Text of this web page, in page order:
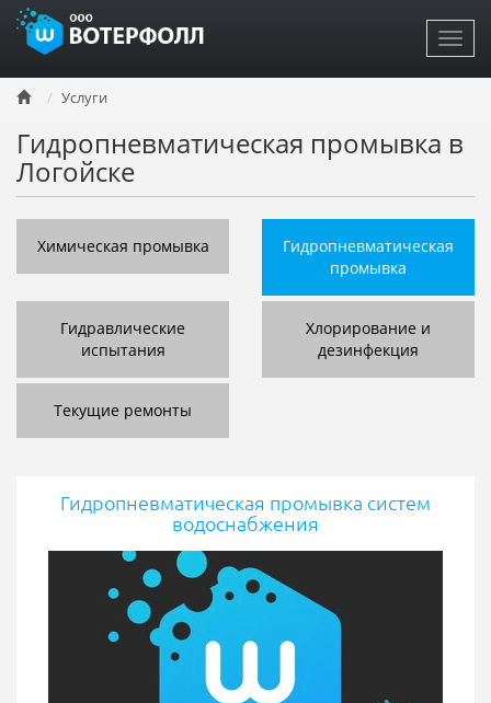
Перейти
основному
содержанию
Услуги
Гидропневматическая промывка в
Логойске
Химическая промывка
Гидропневматическая
промывка
Гидравлические
испытания
Хлорирование и
дезинфекция
Текущие ремонты
Гидропневматическая промывка систем
водоснабжения